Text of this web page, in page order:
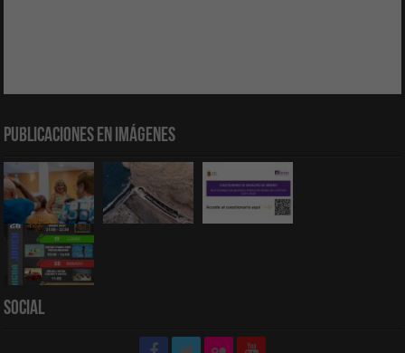
Publicaciones en Imágenes
Social